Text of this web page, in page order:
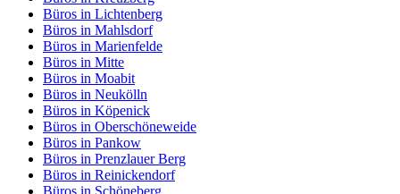
Büros in Lichtenberg
Büros in Mahlsdorf
Büros in Marienfelde
Büros in Mitte
Büros in Moabit
Büros in Neukölln
Büros in Köpenick
Büros in Oberschöneweide
Büros in Pankow
Büros in Prenzlauer Berg
Büros in Reinickendorf
Büros in Schöneberg